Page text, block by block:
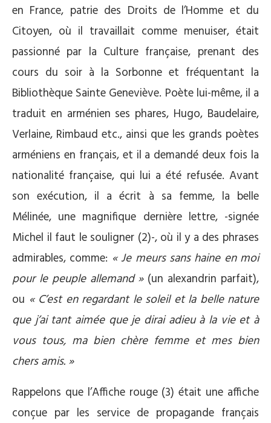
en France, patrie des Droits de l’Homme et du
Citoyen, où il travaillait comme menuiser, était
passionné par la Culture française, prenant des
cours du soir à la Sorbonne et fréquentant la
Bibliothèque Sainte Geneviève. Poète lui-même, il a
traduit en arménien ses phares, Hugo, Baudelaire,
Verlaine, Rimbaud etc., ainsi que les grands poètes
arméniens en français, et il a demandé deux fois la
nationalité française, qui lui a été refusée. Avant
son exécution, il a écrit à sa femme, la belle
Mélinée, une magnifique dernière lettre, -signée
Michel il faut le souligner (2)-, où il y a des phrases
admirables, comme: « Je meurs sans haine en moi
pour le peuple allemand » (un alexandrin parfait),
ou « C’est en regardant le soleil et la belle nature
que j’ai tant aimée que je dirai adieu à la vie et à
vous tous, ma bien chère femme et mes bien
chers amis. »
Rappelons que l’Affiche rouge (3) était une affiche
conçue par les service de propagande français